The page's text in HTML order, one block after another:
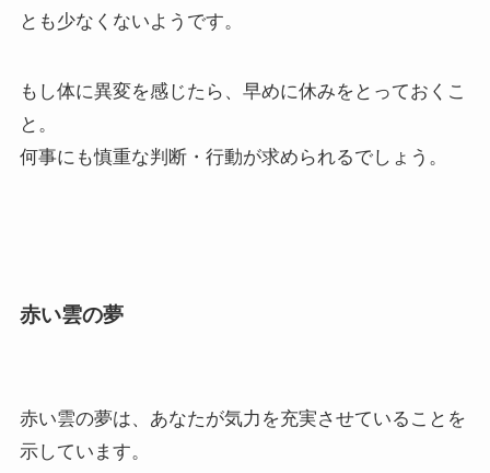
とも少なくないようです。
もし体に異変を感じたら、早めに休みをとっておくこ
と。
何事にも慎重な判断・行動が求められるでしょう。
赤い雲の夢
赤い雲の夢は、あなたが気力を充実させていることを
示しています。